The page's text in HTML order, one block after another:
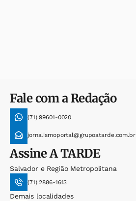
Fale com a Redação
(71) 99601-0020
jornalismoportal@grupoatarde.com.br
AssineA TARDE
Salvador e Região Metropolitana
(71) 2886-1613
Demais localidades